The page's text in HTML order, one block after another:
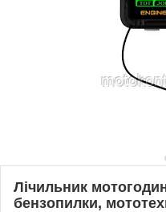
Лічильник
бензопилки,